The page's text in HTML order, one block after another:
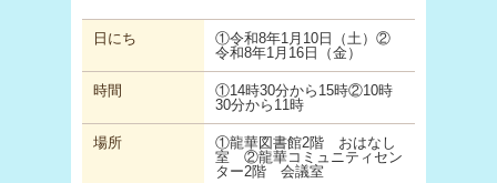
日にち
①令和8年1月10日（土）②
令和8年1月16日（金）
時間
①14時30分から15時②10時
30分から11時
場所
①龍華図書館2階 おはなし
室 ②龍華コミュニティセン
ター2階 会議室